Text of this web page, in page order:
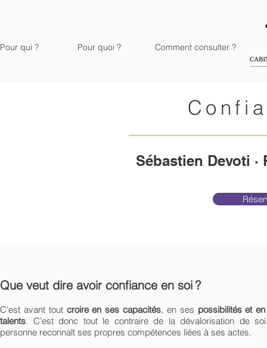
Pour qui ? Pour quoi ? Comment consulter ?
Sébastien Devoti
Que veut dire avoir confiance en soi ?
C’est avant tout croire en ses capacités, en ses possibilités et
talents. C’est donc tout le contraire de la dévalorisation de
personne reconnaît ses propres compétences liées à ses actes.